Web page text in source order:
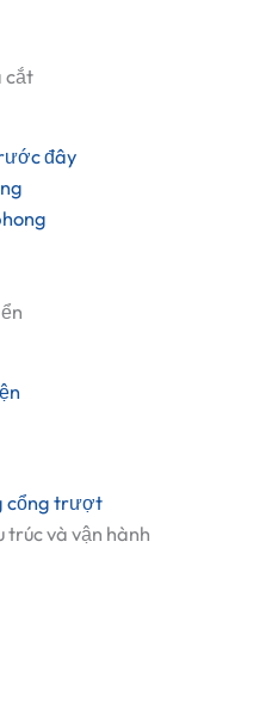
cắt
đây
cổng trượt
trúc và vận hành